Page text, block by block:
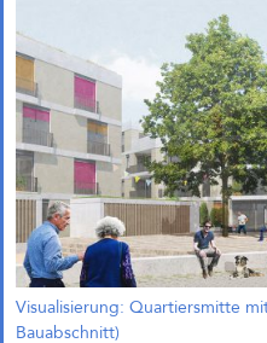
Visualisierung: Quartiersmitte
Bauabschnitt)